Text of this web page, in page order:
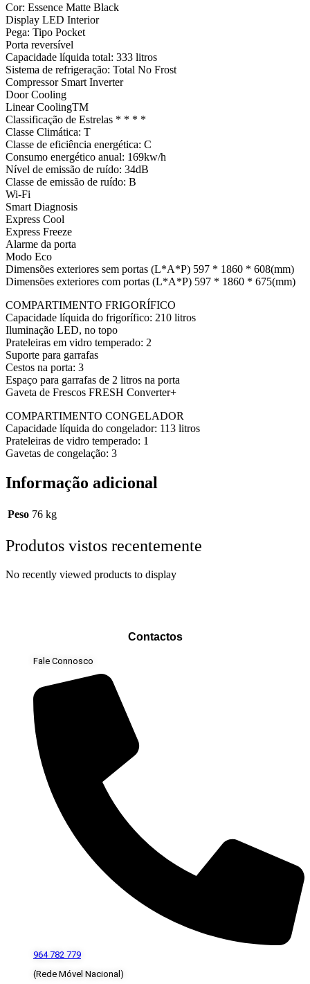
Cor: Essence Matte Black
Display LED Interior
Pega: Tipo Pocket
Porta reversível
Capacidade líquida total: 333 litros
Sistema de refrigeração: Total No Frost
Compressor Smart Inverter
Door Cooling
Linear CoolingTM
Classificação de Estrelas * * * *
Classe Climática: T
Classe de eficiência energética: C
Consumo energético anual: 169kw/h
Nível de emissão de ruído: 34dB
Classe de emissão de ruído: B
Wi-Fi
Smart Diagnosis
Express Cool
Express Freeze
Alarme da porta
Modo Eco
Dimensões exteriores sem portas (L*A*P) 597 * 1860 * 608(mm)
Dimensões exteriores com portas (L*A*P) 597 * 1860 * 675(mm)
COMPARTIMENTO FRIGORÍFICO
Capacidade líquida do frigorífico: 210 litros
Iluminação LED, no topo
Prateleiras em vidro temperado: 2
Suporte para garrafas
Cestos na porta: 3
Espaço para garrafas de 2 litros na porta
Gaveta de Frescos FRESH Converter+
COMPARTIMENTO CONGELADOR
Capacidade líquida do congelador: 113 litros
Prateleiras de vidro temperado: 1
Gavetas de congelação: 3
Informação adicional
Peso 76 kg
Produtos vistos recentemente
No recently viewed products to display
Contactos
Fale Connosco
964 782 779
(Rede Móvel Nacional)